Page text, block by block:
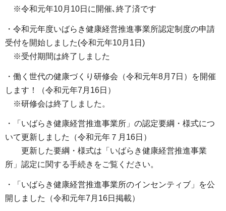
※令和元年10月10日に開催､終了済です
・令和元年度いばらき健康経営推進事業所認定制度の申請
受付を開始しました(令和元年10月1日)
※受付期間は終了しました
・働く世代の健康づくり研修会（令和元年8月7日）を開催
します！（令和元年7月16日）
※研修会は終了しました。
・「いばらき健康経営推進事業所」の認定要綱・様式につ
いて更新しました（令和元年７月16日）
更新した要綱・様式は「いばらき健康経営推進事業
所」認定に関する手続きをご覧ください。
・「いばらき健康経営推進事業所のインセンティブ」を公
開しました（令和元年7月16日掲載）